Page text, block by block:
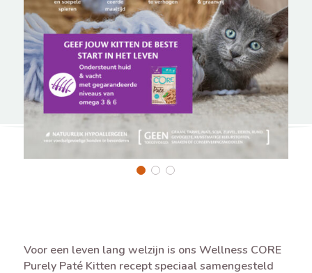
Voor een leven lang welzijn is ons Wellness CORE
Purely Paté Kitten recept speciaal samengesteld